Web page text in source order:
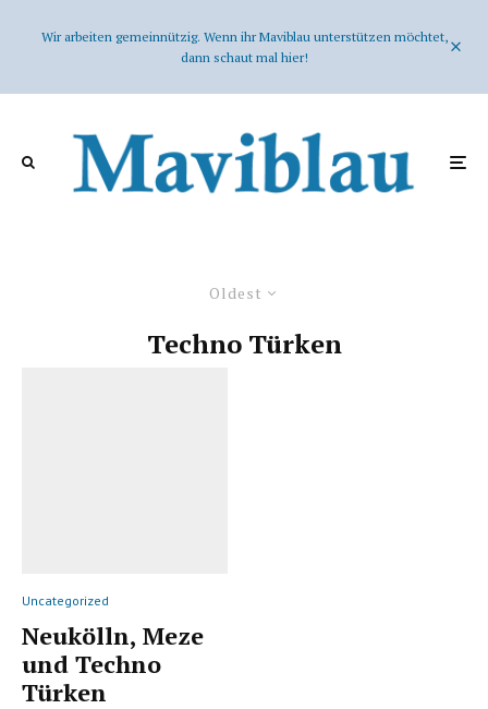
Wir arbeiten gemeinnützig. Wenn ihr Maviblau unterstützen möchtet,
dann schaut mal hier!
Oldest
Techno Türken
Uncategorized
Neukölln, Meze
und Techno
Türken